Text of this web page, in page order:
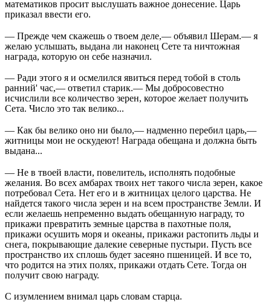
математиков просит выслушать важное донесение. Царь
приказал ввести его.
— Прежде чем скажешь о твоем деле,— объявил Шерам.— я
желаю услышать, выдана ли наконец Сете та ничтожная
награда, которую он себе назначил.
— Ради этого я и осмелился явиться перед тобой в столь
ранний' час,— ответил старик.— Мы добросовестно
исчислили все количество зерен, которое желает получить
Сета. Число это так велико...
— Как бы велико оно ни было,— надменно перебил царь,—
житницы мои не оскудеют! Награда обещана и должна быть
выдана...
— Не в твоей власти, повелитель, исполнять подобные
желания. Во всех амбарах твоих нет такого числа зерен, какое
потребовал Сета. Нет его и в житницах целого царства. Не
найдется такого числа зерен и на всем пространстве Земли. И
если желаешь непременно выдать обещанную награду, то
прикажи превратить земные царства в пахотные поля,
прикажи осушить моря и океаны, прикажи растопить льды и
снега, покрывающие далекие северные пустыри. Пусть все
пространство их сплошь будет засеяно пшеницей. И все то,
что родится на этих полях, прикажи отдать Сете. Тогда он
получит свою награду.
С изумлением внимал царь словам старца.